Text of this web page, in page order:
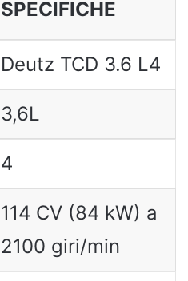
SPECIFICHE
Deutz TCD 3.6 L4
3,6L
4
114 CV (84 kW) a
2100 giri/min